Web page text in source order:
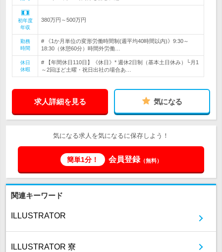
初年度
年収
380万円～500万円
勤務
時間
# 《1か月単位の変形労働時間制(週平均40時間以内)》9:30～
18:30（休憩60分）時間外労働…
休日
休暇
# 【年間休日110日】《休日》* 週休2日制（基本土日休み）└月1
～2回ほど土曜・祝日出社の場合あ…
求人詳細を見る 気になる
気になる求人を気になるに保存しよう！
簡単1分！ 会員登録（無料）
関連キーワード
ILLUSTRATOR
ILLUSTRATOR 寮